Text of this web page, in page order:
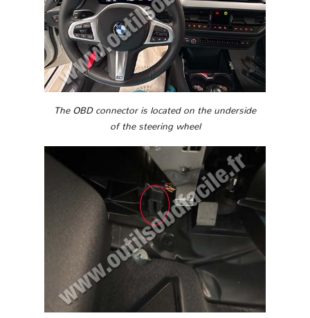
The OBD connector is located on the underside
of the steering wheel